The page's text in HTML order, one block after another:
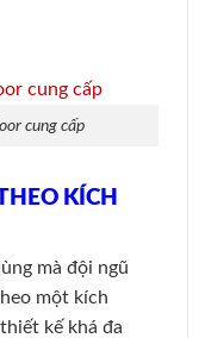
cung cấp
KÍCH
mà đội ngũ
một kích
kế khá đa